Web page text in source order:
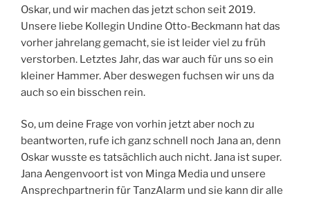
Oskar, und wir machen das jetzt schon seit 2019.
Unsere liebe Kollegin Undine Otto-Beckmann hat das
vorher jahrelang gemacht, sie ist leider viel zu früh
verstorben. Letztes Jahr, das war auch für uns so ein
kleiner Hammer. Aber deswegen fuchsen wir uns da
auch so ein bisschen rein.
So, um deine Frage von vorhin jetzt aber noch zu
beantworten, rufe ich ganz schnell noch Jana an, denn
Oskar wusste es tatsächlich auch nicht. Jana ist super.
Jana Aengenvoort ist von Minga Media und unsere
Ansprechpartnerin für TanzAlarm und sie kann dir alle